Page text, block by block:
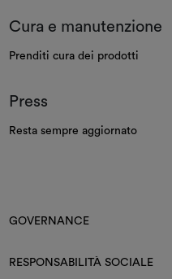
Cura e manutenzione
Prenditi cura dei prodotti
Press
Resta sempre aggiornato
GOVERNANCE
RESPONSABILITÀ SOCIALE